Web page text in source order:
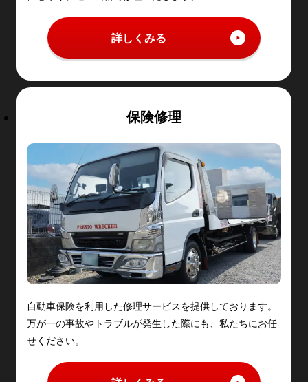
詳しくみる
保険修理
自動車保険を利用した修理サービスを提供しております。
万が一の事故やトラブルが発生した際にも、私たちにお任
せください。